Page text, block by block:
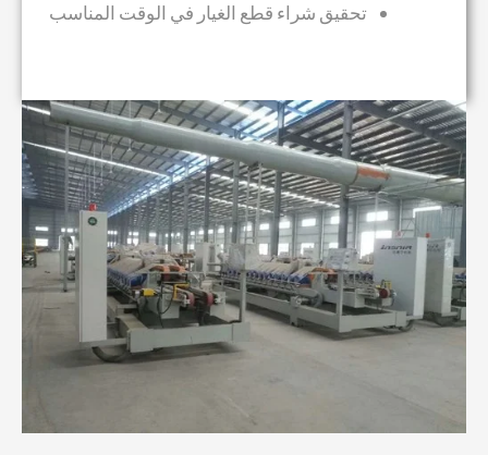
تحقيق شراء قطع الغيار في الوقت المناسب